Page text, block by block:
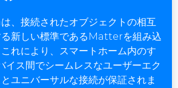
、接続されたオブジェクトの相互
新しい標準であるMatterを組み込
れにより、スマートホーム内のす
イス間でシームレスなユーザーエク
ユニバーサルな接続が保証されま